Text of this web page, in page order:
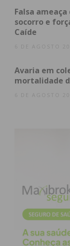
Eu li
Falsa
socorro e
Caíde
6 DE AGOSTO
Avaria em
mortalidade
6 DE AGOSTO